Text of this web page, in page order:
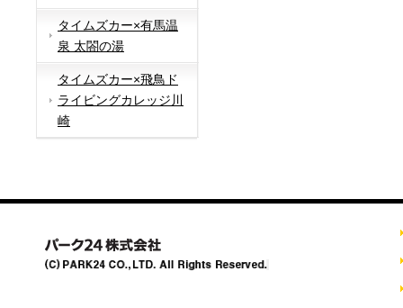
タイムズカー×有馬温
泉 太閤の湯
タイムズカー×飛鳥ド
ライビングカレッジ川
崎